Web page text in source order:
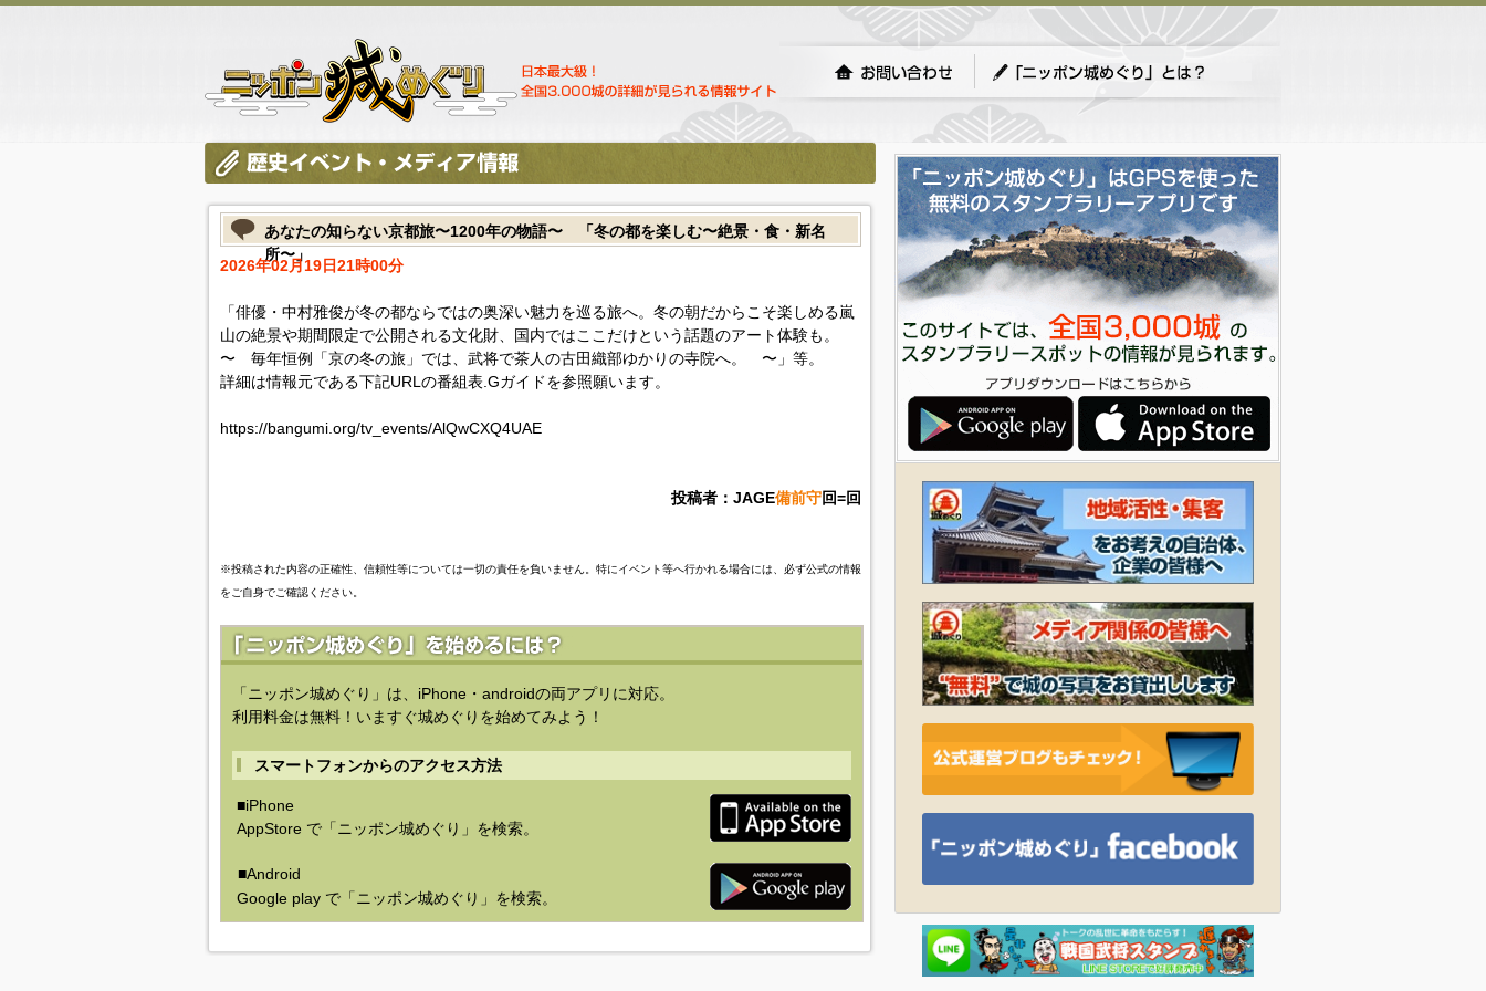
あなたの知らない京都旅〜1200年の物語〜 「冬の都を楽しむ〜絶景・食・新名
所〜」
2026年02月19日21時00分
「俳優・中村雅俊が冬の都ならではの奥深い魅力を巡る旅へ。冬の朝だからこそ楽しめる嵐
山の絶景や期間限定で公開される文化財、国内ではここだけという話題のアート体験も。
〜 毎年恒例「京の冬の旅」では、武将で茶人の古田織部ゆかりの寺院へ。 〜」等。
詳細は情報元である下記URLの番組表.Gガイドを参照願います。
https://bangumi.org/tv_events/AlQwCXQ4UAE
投稿者：JAGE備前守回=回
※投稿された内容の正確性、信頼性等については一切の責任を負いません。特にイベント等へ行かれる場合には、必ず公式の情報
をご自身でご確認ください。
「ニッポン城めぐり」は、iPhone・androidの両アプリに対応。
利用料金は無料！いますぐ城めぐりを始めてみよう！
スマートフォンからのアクセス方法
■iPhone
AppStore で「ニッポン城めぐり」を検索。
■Android
Google play で「ニッポン城めぐり」を検索。